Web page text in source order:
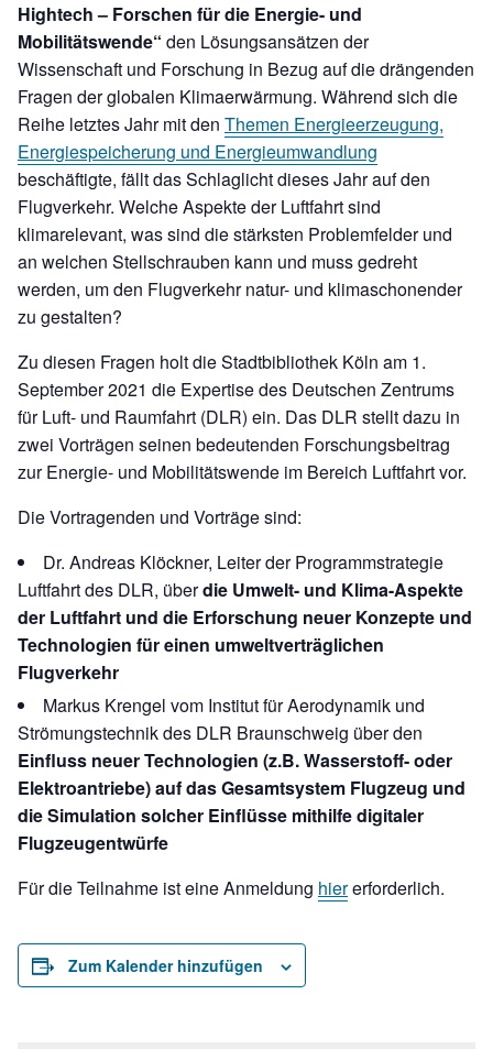
Hightech – Forschen für die Energie- und
Mobilitätswende“ den Lösungsansätzen der
Wissenschaft und Forschung in Bezug auf die drängenden
Fragen der globalen Klimaerwärmung. Während sich die
Reihe letztes Jahr mit den Themen Energieerzeugung,
Energiespeicherung und Energieumwandlung
beschäftigte, fällt das Schlaglicht dieses Jahr auf den
Flugverkehr. Welche Aspekte der Luftfahrt sind
klimarelevant, was sind die stärksten Problemfelder und
an welchen Stellschrauben kann und muss gedreht
werden, um den Flugverkehr natur- und klimaschonender
zu gestalten?
Zu diesen Fragen holt die Stadtbibliothek Köln am 1.
September 2021 die Expertise des Deutschen Zentrums
für Luft- und Raumfahrt (DLR) ein. Das DLR stellt dazu in
zwei Vorträgen seinen bedeutenden Forschungsbeitrag
zur Energie- und Mobilitätswende im Bereich Luftfahrt vor.
Die Vortragenden und Vorträge sind:
Dr. Andreas Klöckner, Leiter der Programmstrategie
Luftfahrt des DLR, überdie Umwelt- und Klima-Aspekte
der Luftfahrt und die Erforschung neuer Konzepte und
Technologien für einen umweltverträglichen
Flugverkehr
Markus Krengel vom Institut für Aerodynamik und
Strömungstechnik des DLR Braunschweig über den
Einfluss neuer Technologien (z.B. Wasserstoff- oder
Elektroantriebe) auf das Gesamtsystem Flugzeug und
die Simulation solcher Einflüsse mithilfe digitaler
Flugzeugentwürfe
Für die Teilnahme ist eine Anmeldung hiererforderlich.
Zum Kalender hinzufügen